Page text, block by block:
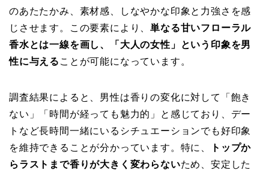
のあたたかみ、素材感、しなやかな印象と力強さを感
じさせます。この要素により、単なる甘いフローラル
香水とは一線を画し、「大人の女性」という印象を男
性に与える ことが可能になっています。
調査結果によると、男性は香りの変化に対して「飽き
ない」「時間が経っても魅力的」と感じており、デー
トなど長時間一緒にいるシチュエーションでも好印象
を維持できることが分かっています。特に、
トップか
らラストまで香りが大きく変わらないため、安定した